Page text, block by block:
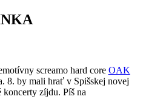
screamo hard core OAK
8. by mali hrať v Spišskej novej
koncerty zíjdu. Píš na